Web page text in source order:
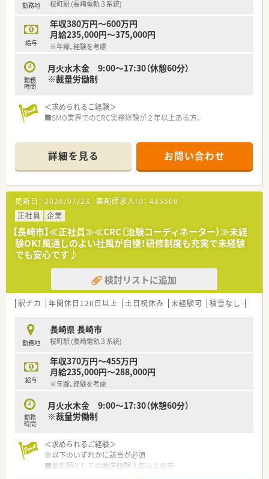
勤務地 桜町駅 (長崎電軌３系統)
給与
年収380万円～600万円
月給235,000円～375,000円
※年齢、経験を考慮
勤務
時間
月火水木金 9:00～17:30（休憩60分）
※裁量労働制
＜求められるご経験＞
■SMO業界でのCRC実務経験が２年以上ある方。
■治験コーディネーター業務
医療機関が実施する治験業務をサポートするお仕事です。
（代表的な業務内容）
・被験者である患者さんへの治験内容説明補助
・患者さんのケア・相談対応
・治験担当医師の補助
・院内スタッフとの調整
・検査・投薬スケジュールの調整
・治験で得られるデータ管理 等
＜こんな職場環境です＞
■最寄駅から徒歩3分の立地にあり、周辺には市役所などがある
オフィス街での勤務です。
■飲食店やコンビニなども多くございますので、お昼休憩時も大
変便利な環境です。
スを実現できる環境です。
■困ったときは先輩や上司から手厚くサポートを頂ける環境で
す。
■CRCは疾病を抱えた患者様やそれを治療しようと奮闘する医
師やスタッフなど携わる相手が多いです。
■現在治療法がなく苦しんでいる患者様に対して薬を届けるこ
とや最前線で治療にあたる医師やスタッフのサポートを行うや
■直行直帰が基本となる裁量労働制になるので業務とプライベ
ートのバランスも自分次第で調整が出来ます。
＜充実した研修制度＞
■入社時には、同期入社者とともに2週間弱、東京本社にて集合
研修を行います。会社のことや業務を遂行する上で必要な法令
詳細を見る お問い合わせ
更新日： 2026/07/23 薬剤師求人ID： 485509
正社員
企業
【長崎市】≪正社員≫≪CRC（治験コーディネーター）≫未経
験OK！風通しのよい社風が自慢！研修制度も充実で未経験
でも安心です♪
検討リストに追加
駅チカ 年間休日120日以上 土日祝休み 未経験可 積雪なし
勤務地
長崎県 長崎市
桜町駅 (長崎電軌３系統)
給与
年収370万円～455万円
月給235,000円～288,000円
※年齢、経験を考慮
勤務
時間
月火水木金 9:00～17:30（休憩60分）
※裁量労働制
＜求められるご経験＞
※以下のいずれかに該当が必須
■薬剤師としての臨床経験２年以上の方